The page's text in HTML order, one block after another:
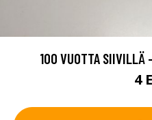
100 VUOTTA SIIVILLÄ
4